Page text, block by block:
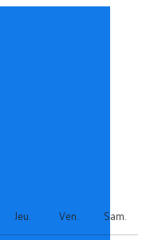
Jeu. Ven. Sam.